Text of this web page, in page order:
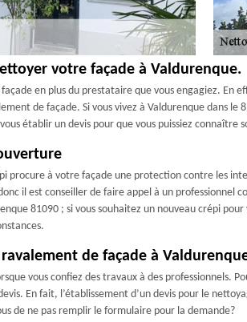
votre façade à Valdurenque.
en plus du prestataire que vous engagiez.
de façade. Si vous vivez à Valdurenque dans
établir un devis pour que vous puissiez connaître
procure à votre façade une protection contre les
il est conseiller de faire appel à un professionnel
81090 ; si vous souhaitez un nouveau crépi
de façade à
vous confiez des travaux à des
En fait, l’établissement d’un devis pour le
de ne pas remplir le formulaire pour la demande?